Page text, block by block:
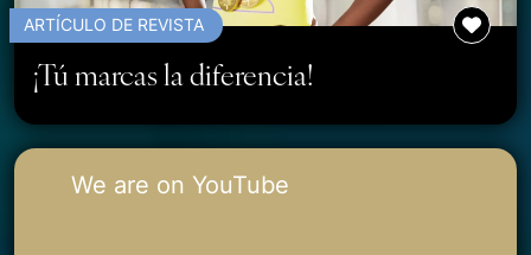
ARTÍCULO DE REVISTA
¡Tú marcas la diferencia!
We are on YouTube